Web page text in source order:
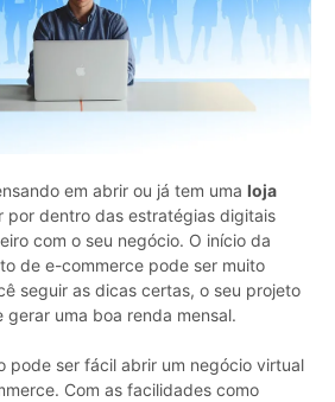
em abrir ou já tem uma loja
por dentro das estratégias digitais
com o seu negócio. O início da
de e-commerce pode ser muito
seguir as dicas certas, o seu projeto
gerar uma boa renda mensal.
pode ser fácil abrir um negócio virtual
Com as facilidades como